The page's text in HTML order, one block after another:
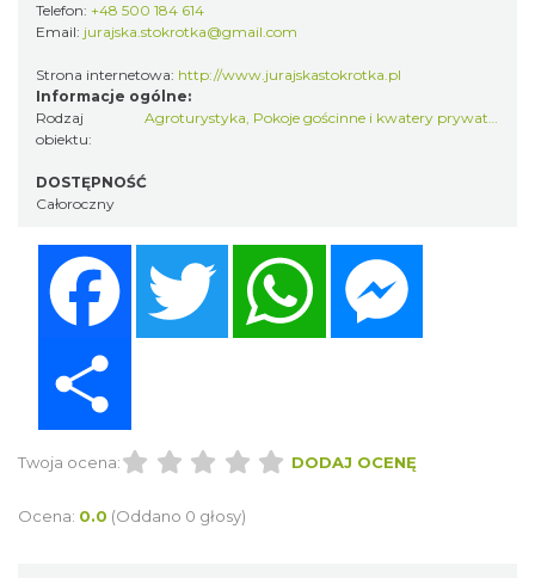
Telefon: +48 500 184 614
Email: jurajska.stokrotka@gmail.com
Strona internetowa: http://www.jurajskastokrotka.pl
Informacje ogólne:
Rodzaj
obiektu:
Agroturystyka, Pokoje gościnne i kwatery prywatne
DOSTĘPNOŚĆ
Całoroczny
Twitter WhatsApp
Twoja ocena: DODAJ OCENĘ
Ocena: 0.0 (Oddano 0 głosy)